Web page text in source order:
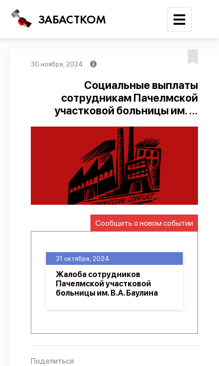
ЗАБАСТКОМ
Поиск
Новости
Карта событий
Трудовые конфликты
Отчеты
Предложить публикацию
Справочник
API
О проекте
30 ноября, 2024
Социальные выплаты
сотрудникам Пачелмской
участковой больницы им. ...
Сообщить о новом событии
31 октября, 2024
Жалоба сотрудников
Пачелмской участковой
больницы им. В.А. Баулина
Поделиться